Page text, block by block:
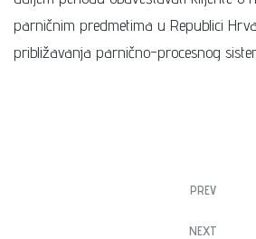
parničnim predmetima u Republici
približavanja parnično-procesnog
PREV
NEXT